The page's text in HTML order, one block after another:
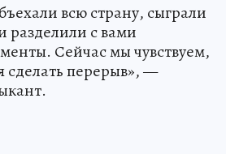
всю страну, сыграли
разделили с вами
Сейчас мы чувствуем,
сделать перерыв», —